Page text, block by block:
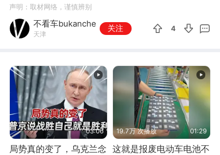
声明：取材网络，谨慎辨别
不看车bukanche
天津
关注 4
03:06
局势真的变了，乌克兰念
19.7万 次播放 01:29
这就是报废电动车电池不